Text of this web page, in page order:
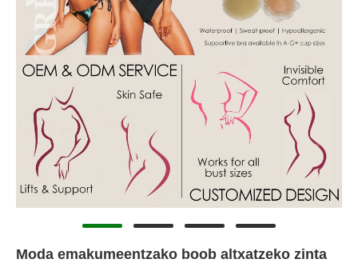
Moda emakumeentzako boob altxatzeko zinta